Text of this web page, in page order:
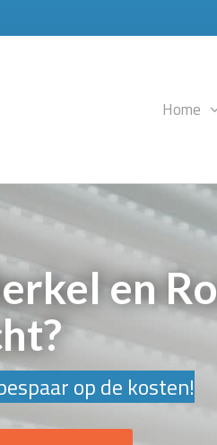
Home
en
op de kosten!